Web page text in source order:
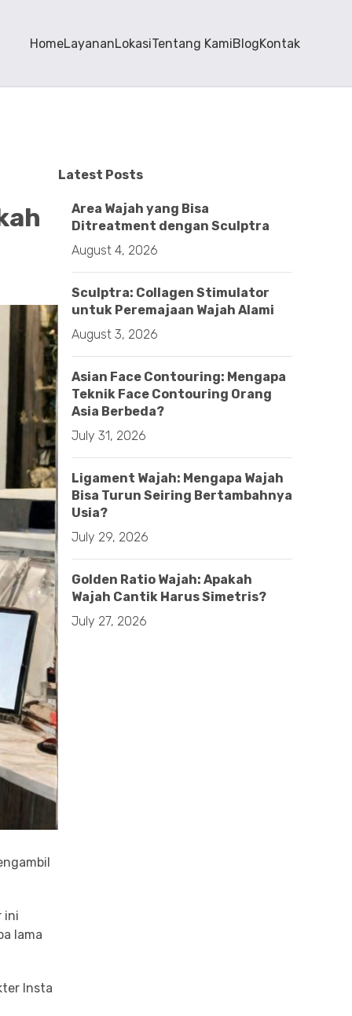
HomeLayananLokasiTentang KamiBlogKontak
ini
lama
Insta
Latest Posts
Area Wajah yang Bisa
Ditreatment dengan Sculptra
August 4, 2026
Sculptra: Collagen Stimulator
untuk Peremajaan Wajah Alami
August 3, 2026
Asian Face Contouring: Mengapa
Teknik Face Contouring Orang
Asia Berbeda?
July 31, 2026
Ligament Wajah: Mengapa Wajah
Bisa Turun Seiring Bertambahnya
Usia?
July 29, 2026
Golden Ratio Wajah: Apakah
Wajah Cantik Harus Simetris?
July 27, 2026